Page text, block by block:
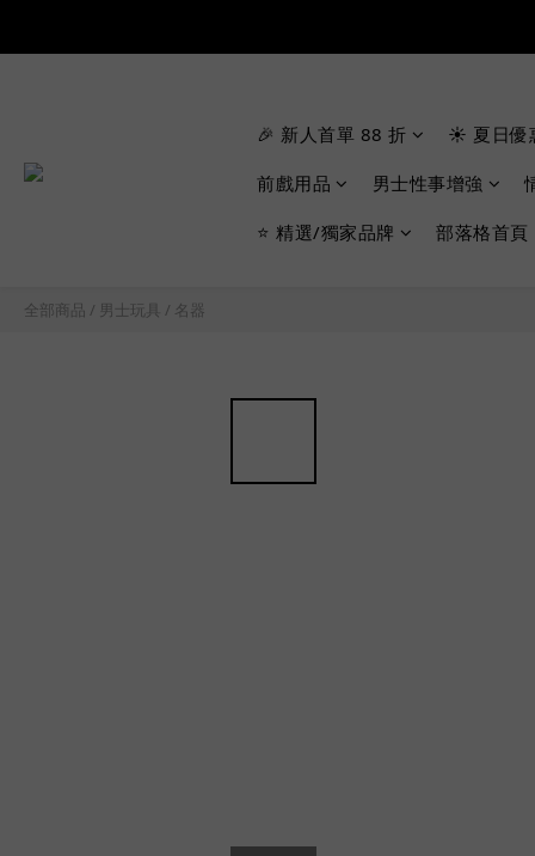
🎉 新人首單 88 折 ☀️ 夏日優
前戲用品 男士性事增強
⭐ 精選/獨家品牌 部落格首頁
全部商品 / 男士玩具 / 名器